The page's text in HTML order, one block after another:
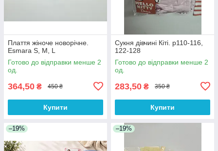
Плаття жіноче новорічне.
Esmara S, M, L
Готово до відправки менше 2
од.
364,50 ₴ 450 ₴
Купити
Сукня дівчині Кіті. р110-116,
122-128
Готово до відправки менше 2
од.
283,50 ₴ 350 ₴
Купити
–19% –19%